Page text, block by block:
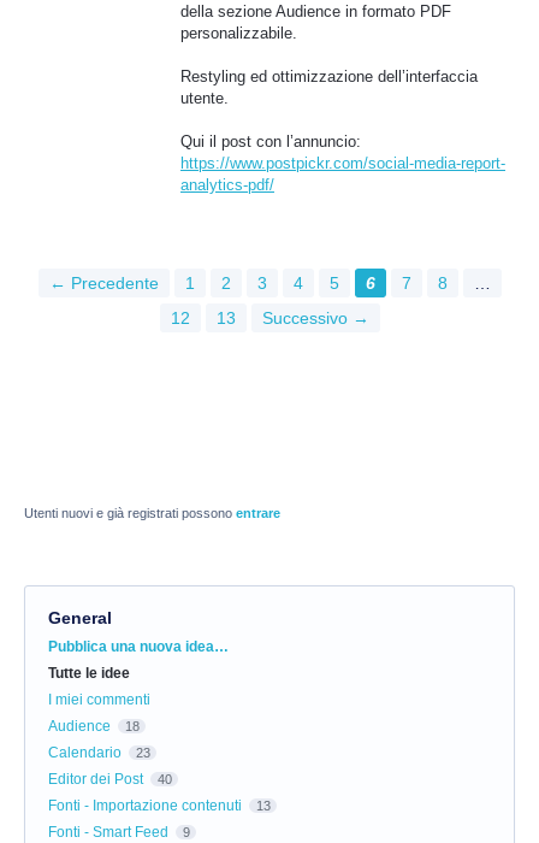
della sezione Audience in formato PDF
personalizzabile.
Restyling ed ottimizzazione dell’interfaccia
utente.
Qui il post con l’annuncio:
https://www.postpickr.com/social-media-report-
analytics-pdf/
← Precedente 1 2 3 4 5 6 7 8
…
12
13 Successivo →
Utenti nuovi e già registrati possono entrare
General
Categorie
Pubblica una nuova idea…
Tutte le idee
I miei commenti
Audience
18
Calendario 23
Editor dei Post 40
Fonti - Importazione contenuti 13
Fonti - Smart Feed 9